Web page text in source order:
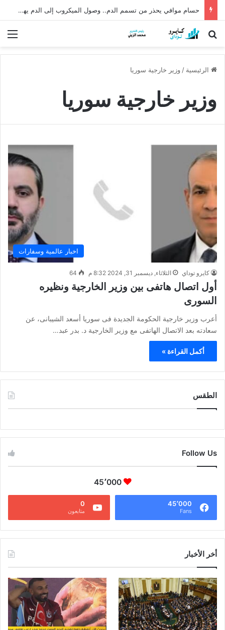
حسام موافي يحذر من تسمم الدم.. وصول الميكروب إلى الدم يهدد الحياة
بحث عن
الرئيسية / وزير خارجية سوريا
وزير خارجية سوريا
اخبار عالمية وسفارات
كايرو توداي الثلاثاء, ديسمبر 31, 2024 8:32 م 64
أول اتصال هاتفى بين وزير الخارجية ونظيره
السورى
أعرب وزير خارجية الحكومة الجديدة فى سوريا أسعد الشيبانى، عن
سعادته بعد الاتصال الهاتفى مع وزير الخارجية د. بدر عبد…
أكمل القراءة »
الطقس
Follow Us
45٬000
45٬000
Fans
0
متابعون
أخر الأخبار